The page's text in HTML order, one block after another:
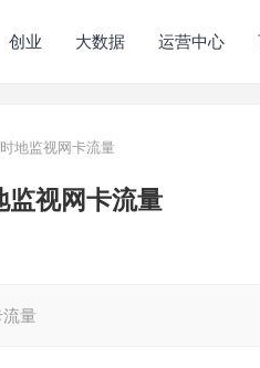
创业 大数据 运营中心
地监视网卡流量
视网卡流量
量